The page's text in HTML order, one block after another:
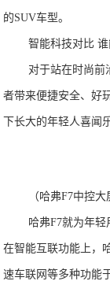
的SUV车型。
智能科技对比
对于站在时尚前
者带来便捷安全、好
下长大的年轻人喜闻
（哈弗F7中控大
哈弗F7就为年轻
在智能互联功能上，
速车联网等多种功能